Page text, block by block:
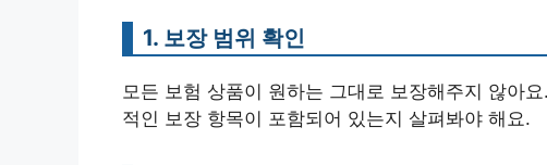
1. 보장 범위 확인
모든 보험 상품이 원하는 그대로 보장해주지 않아
적인 보장 항목이 포함되어 있는지 살펴봐야 해요.